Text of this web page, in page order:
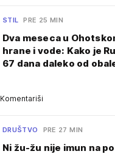
STIL PRE 25 MIN
Dva meseca u
hrane i vode: Kako je
67 dana daleko od
Komentariši
DRUŠTVO PRE 27 MIN
Ni žu-žu nije imun na